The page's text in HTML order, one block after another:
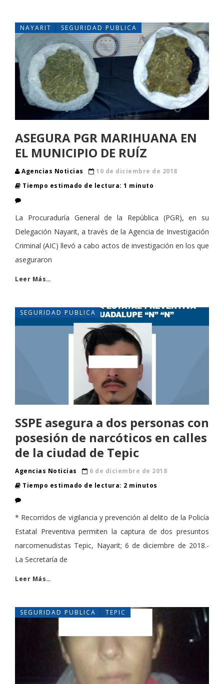
NAYARIT SEGURIDAD PUBLICA
ASEGURA PGR MARIHUANA EN
EL MUNICIPIO DE RUÍZ
Agencias Noticias
10 de diciembre de 2018
Tiempo estimado de lectura: 1 minuto
La Procuraduría General de la República (PGR), en su
Delegación Nayarit, a través de la Agencia de Investigación
Criminal (AIC) llevó a cabo actos de investigación en los que
aseguraron
Leer Más…
SEGURIDAD PUBLICA
SSPE asegura a dos personas con
posesión de narcóticos en calles
de la ciudad de Tepic
Agencias Noticias
6 de diciembre de 2018
Tiempo estimado de lectura: 2 minutos
* Recorridos de vigilancia y prevención al delito de la Policía
Estatal Preventiva permiten la captura de dos presuntos
narcomenudistas Tepic, Nayarit; 6 de diciembre de 2018.-
La Secretaría de
Leer Más…
SEGURIDAD PUBLICA TEPIC